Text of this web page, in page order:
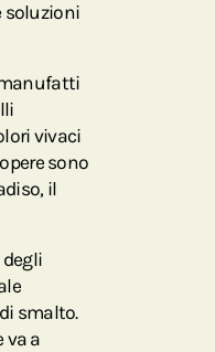
soluzioni
vivaci
sono
il
degli
smalto.
va a